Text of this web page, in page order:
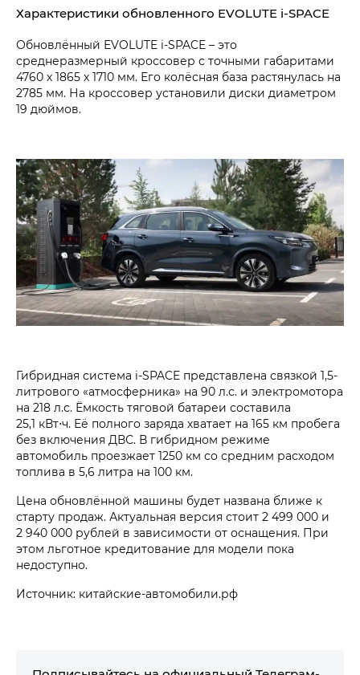
Характеристики обновленного EVOLUTE i‑SPACE
Обновлённый EVOLUTE i‑SPACE – это
среднеразмерный кроссовер с точными габаритами
4760 х 1865 х 1710 мм. Его колёсная база растянулась на
2785 мм. На кроссовер установили диски диаметром
19 дюймов.
Гибридная система i‑SPACE представлена связкой 1,5-
литрового «атмосферника» на 90 л.с. и электромотора
на 218 л.с. Ёмкость тяговой батареи составила
25,1 кВт⋅ч. Её полного заряда хватает на 165 км пробега
без включения ДВС. В гибридном режиме
автомобиль проезжает 1250 км со средним расходом
топлива в 5,6 литра на 100 км.
Цена обновлённой машины будет названа ближе к
старту продаж. Актуальная версия стоит 2 499 000 и
2 940 000 рублей в зависимости от оснащения. При
этом льготное кредитование для модели пока
недоступно.
Источник: китайские-автомобили.рф